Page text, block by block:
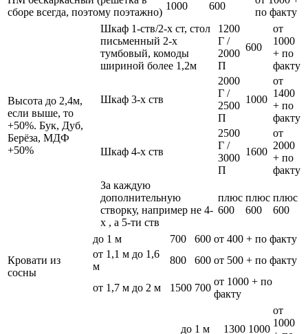
сборе всегда, поэтому поэтажно)
1000 600
по факту
Высота до 2,4м,
если выше, то
+50%. Бук, Дуб,
Берёза, МДФ
+50%
Шкаф 1-ств/2-х ст, стол
письменный 2-х
тумбовый, комоды
шириной более 1,2м
1200
Г /
2000
П
600
от
1000
+ по
факту
Шкаф 3-х ств
2000
Г /
2500
П
1000
от
1400
+ по
факту
Шкаф 4-х ств
2500
Г /
3000
П
1600
от
2000
+ по
факту
За каждую
дополнительную
створку, например не 4-
х , а 5-ти ств
плюс
600
плюс
600
плюс
600
Кровати из
сосны
до 1 м 700 600 от 400 + по факту
от 1,1 м до 1,6
м
800 600 от 500 + по факту
от 1,7 м до 2 м 1500 700
от 1000 + по
факту
до 1 м 1300 1000
от
1000